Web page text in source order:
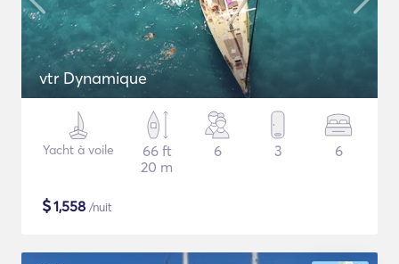
vtr Dynamique
Yacht à voile
66 ft
20 m
6 3 6
$1,558 /nuit